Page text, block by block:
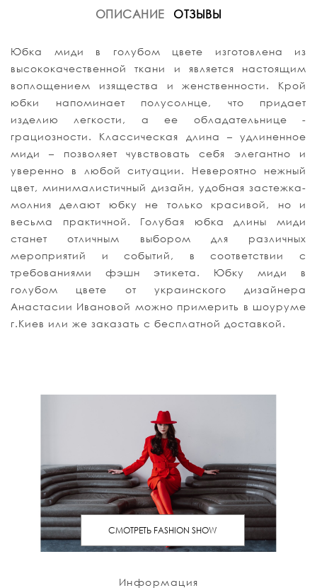
ОПИСАНИЕ ОТЗЫВЫ
Юбка миди в голубом цвете изготовлена из
высококачественной ткани и является настоящим
воплощением изящества и женственности. Крой
юбки напоминает полусолнце, что придает
изделию легкости, а ее обладательнице -
грациозности. Классическая длина – удлиненное
миди – позволяет чувствовать себя элегантно и
уверенно в любой ситуации. Невероятно нежный
цвет, минималистичный дизайн, удобная застежка-
молния делают юбку не только красивой, но и
весьма практичной. Голубая юбка длины миди
станет отличным выбором для различных
мероприятий и событий, в соответствии с
требованиями фэшн этикета. Юбку миди в
голубом цвете от украинского дизайнера
Анастасии Ивановой можно примерить в шоуруме
г.Киев или же заказать с бесплатной доставкой.
СМОТРЕТЬ FASHION SHOW
Информация